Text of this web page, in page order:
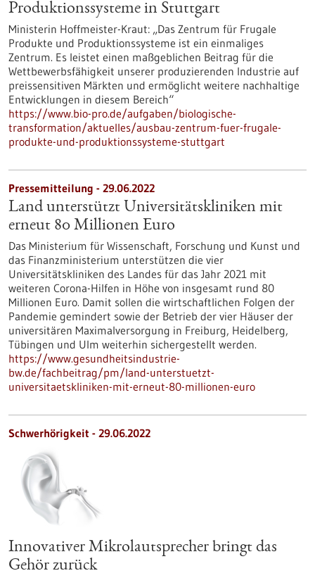
Produktionssysteme in Stuttgart
Ministerin Hoffmeister-Kraut: „Das Zentrum für Frugale
Produkte und Produktionssysteme ist ein einmaliges
Zentrum. Es leistet einen maßgeblichen Beitrag für die
Wettbewerbsfähigkeit unserer produzierenden Industrie auf
preissensitiven Märkten und ermöglicht weitere nachhaltige
Entwicklungen in diesem Bereich“
https://www.bio-pro.de/aufgaben/biologische-
transformation/aktuelles/ausbau-zentrum-fuer-frugale-
produkte-und-produktionssysteme-stuttgart
Pressemitteilung - 29.06.2022
Land unterstützt Universitätskliniken mit
erneut 80 Millionen Euro
Das Ministerium für Wissenschaft, Forschung und Kunst und
das Finanzministerium unterstützen die vier
Universitätskliniken des Landes für das Jahr 2021 mit
weiteren Corona-Hilfen in Höhe von insgesamt rund 80
Millionen Euro. Damit sollen die wirtschaftlichen Folgen der
Pandemie gemindert sowie der Betrieb der vier Häuser der
universitären Maximalversorgung in Freiburg, Heidelberg,
Tübingen und Ulm weiterhin sichergestellt werden.
https://www.gesundheitsindustrie-
bw.de/fachbeitrag/pm/land-unterstuetzt-
universitaetskliniken-mit-erneut-80-millionen-euro
Schwerhörigkeit - 29.06.2022
Innovativer Mikrolautsprecher bringt das
Gehör zurück